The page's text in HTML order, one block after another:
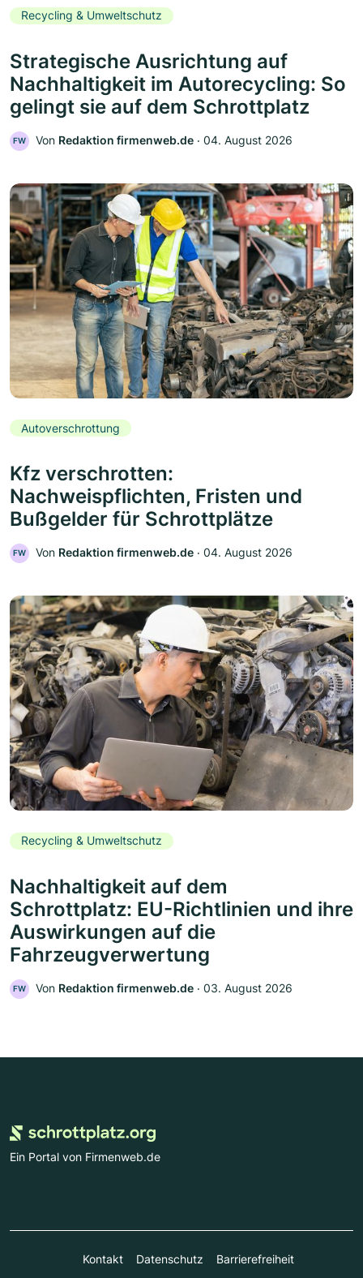
Recycling & Umweltschutz
Strategische Ausrichtung auf
Nachhaltigkeit im Autorecycling: So
gelingt sie auf dem Schrottplatz
FW Von Redaktion firmenweb.de ‧ 04. August 2026
Autoverschrottung
Kfz verschrotten:
Nachweispflichten, Fristen und
Bußgelder für Schrottplätze
FW Von Redaktion firmenweb.de ‧ 04. August 2026
Recycling & Umweltschutz
Nachhaltigkeit auf dem
Schrottplatz: EU-Richtlinien und ihre
Auswirkungen auf die
Fahrzeugverwertung
FW Von Redaktion firmenweb.de ‧ 03. August 2026
Ein Portal von Firmenweb.de
Kontakt Datenschutz
Barrierefreiheit